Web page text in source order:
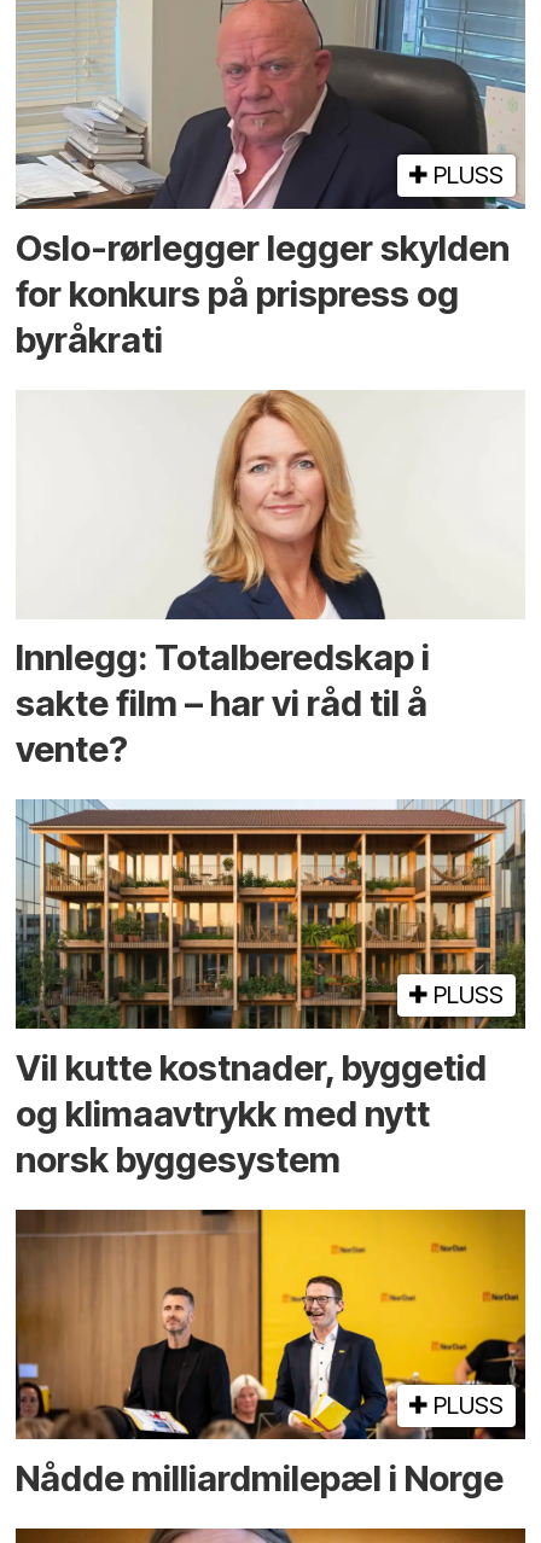
PLUSS
Oslo-rørlegger legger skylden
for konkurs på prispress og
byråkrati
Innlegg: Totalberedskap i
sakte film – har vi råd til å
vente?
PLUSS
Vil kutte kostnader, byggetid
og klima­avtrykk med nytt
norsk bygge­system
PLUSS
Nådde milliard­­milepæl i Norge